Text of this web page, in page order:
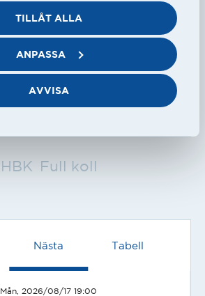
TILLÅT ALLA
ANPASSA
AVVISA
HBK Full koll
Nästa Tabell
Mån, 2026/08/17 19:00